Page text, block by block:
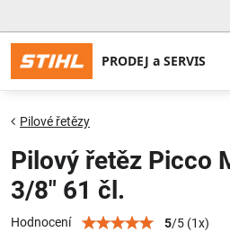
Pilové řetězy
Pilový řetěz Picco
3/8" 61 čl.
Hodnocení 5/5 (1x)